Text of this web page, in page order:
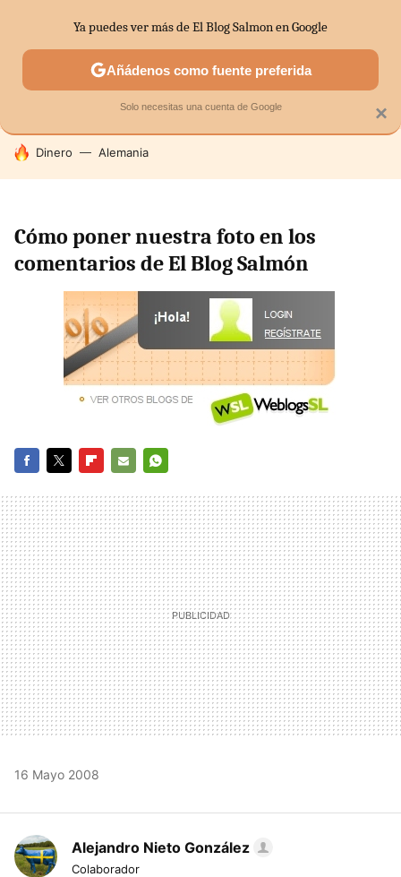
SECTORES ECONOMÍA DOMÉSTICA MERCADOS
HOY SE HABLA DE
Dinero Alemania
Cómo poner nuestra foto en los
comentarios de El Blog Salmón
MAIL
16 Mayo 2008
Alejandro Nieto González
Colaborador
×
Ya puedes ver más de El Blog Salmon en Google
Añádenos como fuente preferida
Solo necesitas una cuenta de Google